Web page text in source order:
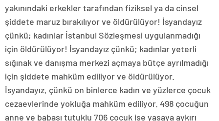
yakınındaki erkekler tarafından fiziksel ya da cinsel
şiddete maruz bırakılıyor ve öldürülüyor! İsyandayız
çünkü; kadınlar İstanbul Sözleşmesi uygulanmadığı
için öldürülüyor! İsyandayız çünkü; kadınlar yeterli
sığınak ve danışma merkezi açmaya bütçe ayrılmadığı
için şiddete mahküm ediliyor ve öldürülüyor.
İsyandayız, çünkü on binlerce kadın ve yüzlerce çocuk
cezaevlerinde yokluğa mahküm ediliyor. 498 çocuğun
anne ve babası tutuklu 706 çocuk ise yasaya aykırı